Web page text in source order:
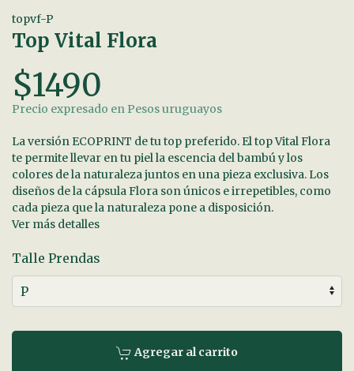
topvf-P
Top Vital Flora
$1490
Precio expresado en Pesos uruguayos
La versión ECOPRINT de tu top preferido. El top Vital Flora
te permite llevar en tu piel la escencia del bambú y los
colores de la naturaleza juntos en una pieza exclusiva. Los
diseños de la cápsula Flora son únicos e irrepetibles, como
cada pieza que la naturaleza pone a disposición.
Ver más detalles
Talle Prendas
Agregar al carrito